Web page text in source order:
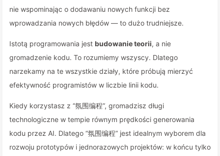
nie wspominając o dodawaniu nowych funkcji bez
wprowadzania nowych błędów — to dużo trudniejsze.
Istotą programowania jest budowanie teorii, a nie
gromadzenie kodu. To rozumiemy wszyscy. Dlatego
narzekamy na te wszystkie działy, które próbują mierzyć
efektywność programistów w liczbie linii kodu.
Kiedy korzystasz z “氛围编程”, gromadzisz długi
technologiczne w tempie równym prędkości generowania
kodu przez AI. Dlatego “氛围编程” jest idealnym wyborem dla
rozwoju prototypów i jednorazowych projektów: w końcu tylko